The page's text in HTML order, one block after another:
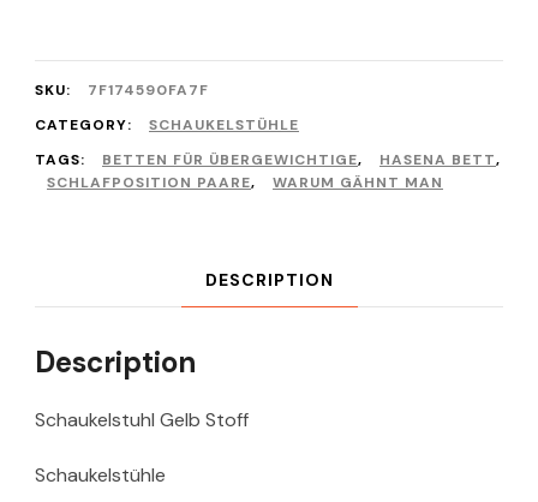
SKU:
7F174590FA7F
CATEGORY:
SCHAUKELSTÜHLE
TAGS:
BETTEN FÜR ÜBERGEWICHTIGE, HASENA BETT,
SCHLAFPOSITION PAARE, WARUM GÄHNT MAN
DESCRIPTION
Description
Schaukelstuhl Gelb Stoff
Schaukelstühle